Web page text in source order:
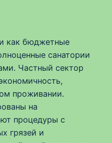
как бюджетные
санатории
Частный сектор
проживании.
на
процедуры с
грязей и